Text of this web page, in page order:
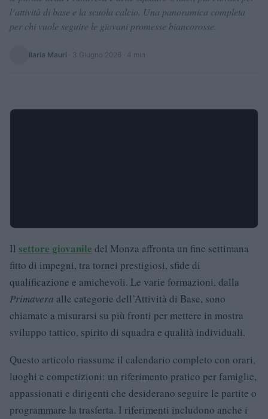
l’attività di base e la scuola calcio. Una panoramica completa
per chi vuole seguire le giovani promesse biancorosse.
Ilaria Mauri 3 Giugno 2026 · 4 min
Il settore giovanile del Monza affronta un fine settimana
fitto di impegni, tra tornei prestigiosi, sfide di
qualificazione e amichevoli. Le varie formazioni, dalla
Primavera alle categorie dell’Attività di Base, sono
chiamate a misurarsi su più fronti per mettere in mostra
sviluppo tattico, spirito di squadra e qualità individuali.
Questo articolo riassume il calendario completo con orari,
luoghi e competizioni: un riferimento pratico per famiglie,
appassionati e dirigenti che desiderano seguire le partite o
programmare la trasferta. I riferimenti includono anche i